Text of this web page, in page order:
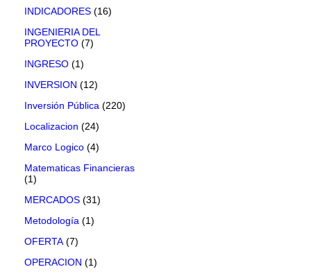
INDICADORES (16)
INGENIERIA DEL
PROYECTO (7)
INGRESO (1)
INVERSION (12)
Inversión Pública (220)
Localizacion (24)
Marco Logico (4)
Matematicas Financieras
(1)
MERCADOS (31)
Metodología (1)
OFERTA (7)
OPERACION (1)